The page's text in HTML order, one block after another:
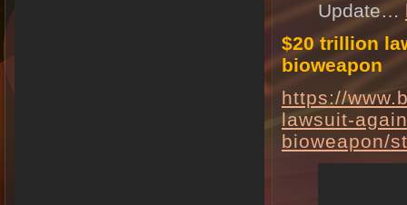
Update…
$20 trillion
bioweapon
https://
lawsuit-
bioweapon/